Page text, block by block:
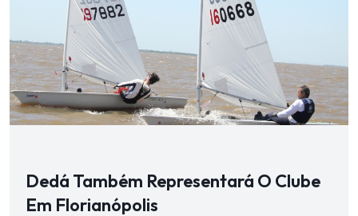
Dedá Também Representará O Clube
Em Florianópolis